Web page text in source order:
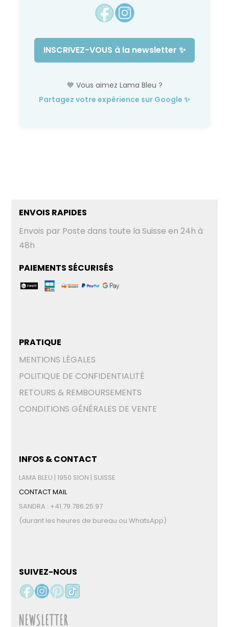
INSCRIVEZ-VOUS à la newsletter ✨
💙 Vous aimez Lama Bleu ?
Partagez votre expérience sur Google ✨
ENVOIS RAPIDES
Envois par Poste dans toute la Suisse en 24h à
48h
PAIEMENTS SÉCURISÉS
PRATIQUE
MENTIONS LÉGALES
POLITIQUE DE CONFIDENTIALITÉ
RETOURS & REMBOURSEMENTS
CONDITIONS GÉNÉRALES DE VENTE
INFOS & CONTACT
LAMA BLEU | 1950 SION | SUISSE
CONTACT MAIL
SANDRA : +41.79.786.25.97
(durant les heures de bureau ou WhatsApp)
SUIVEZ-NOUS
NEWSLETTER